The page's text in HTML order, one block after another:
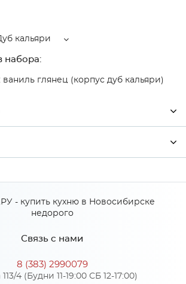
кальяри
набора:
ваниль глянец (корпус дуб кальяри)
Mebiрlex
Ваниль глянец/Дуб кальяри
МДФ
Связь с нами
8 (383) 2990079
4 (Будни 11-19:00 СБ 12-17:00)